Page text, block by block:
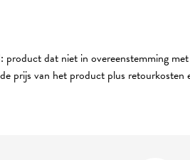
dat niet in overeenstemming
prijs van het product plus